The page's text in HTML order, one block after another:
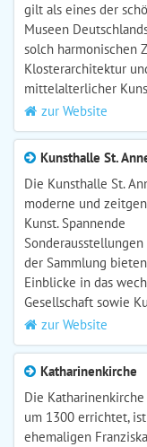
gilt als eines der
Museen
solch harmonischen
Klosterarchitektur
mittelalterlicher
zur Website
Kunsthalle St.
Die Kunsthalle St.
moderne und
Kunst. Spannende
der Sammlung
Einblicke in das
Gesellschaft sowie
zur Website
Katharinenkirche
Die
um 1300 errichtet,
ehemaligen